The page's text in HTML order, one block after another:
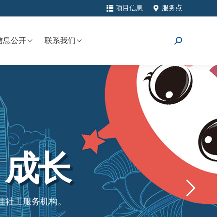
项目信息 服务点
息公开 联系我们
搜
工服务机构。
长